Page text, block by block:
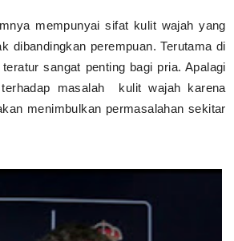
mempunyai sifat kulit wajah yang
dibandingkan perempuan. Terutama di
sangat penting bagi pria. Apalagi
masalah kulit wajah karena
menimbulkan permasalahan sekitar